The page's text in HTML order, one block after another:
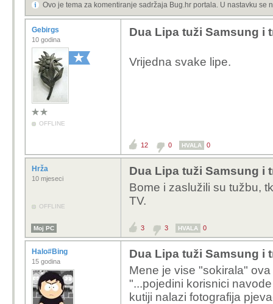
Ovo je tema za komentiranje sadržaja Bug.hr portala. U nastavku se
Gebirgs
10 godina
OFFLINE
Dua Lipa tuži Samsung i
Vrijedna svake lipe.
12 0 HVALA 0
Hrža
10 mjeseci
OFFLINE
Dua Lipa tuži Samsung i
Bome i zaslužili su tužbu,
TV.
Moj PC 3 3 HVALA 0
Halo#Bing
15 godina
Dua Lipa tuži Samsung i
Mene je vise "sokirala"
"...pojedini korisnici
kutiji nalazi fotografija